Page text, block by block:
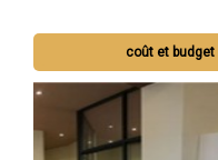
coût et